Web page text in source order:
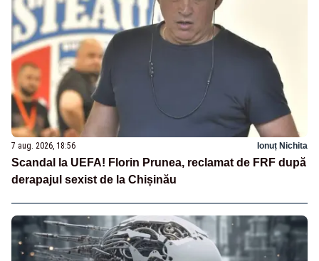
7 aug. 2026, 18:56 Ionuț Nichita
Scandal la UEFA! Florin Prunea, reclamat de FRF după
derapajul sexist de la Chișinău